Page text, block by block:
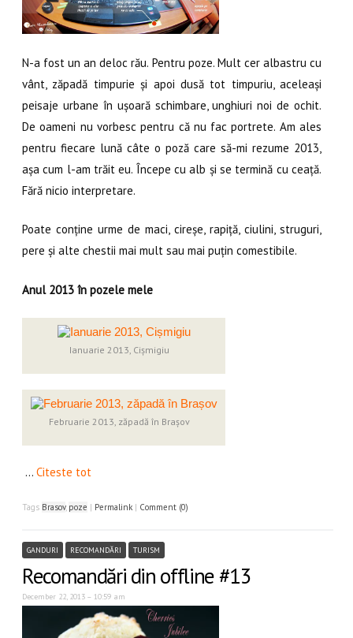
N-a fost un an deloc rău. Pentru poze. Mult cer albastru cu
vânt, zăpadă timpurie și apoi dusă tot timpuriu, aceleași
peisaje urbane în ușoară schimbare, unghiuri noi de ochit.
De oameni nu vorbesc pentru că nu fac portrete. Am ales
pentru fiecare lună câte o poză care să-mi rezume 2013,
așa cum l-am trăit eu. Începe cu alb și se termină cu ceață.
Fără nicio interpretare.
Poate conține urme de maci, cireșe, rapiță, ciulini, struguri,
pere și alte chestii mai mult sau mai puțin comestibile.
Anul 2013 în pozele mele
Ianuarie 2013, Cișmigiu
Februarie 2013, zăpadă în Brașov
… Citeste tot
Tags Brasov, poze | Permalink | Comment (0)
GANDURI RECOMANDĂRI TURISM
Recomandări din offline #13
December 22, 2013 – 10:59 am